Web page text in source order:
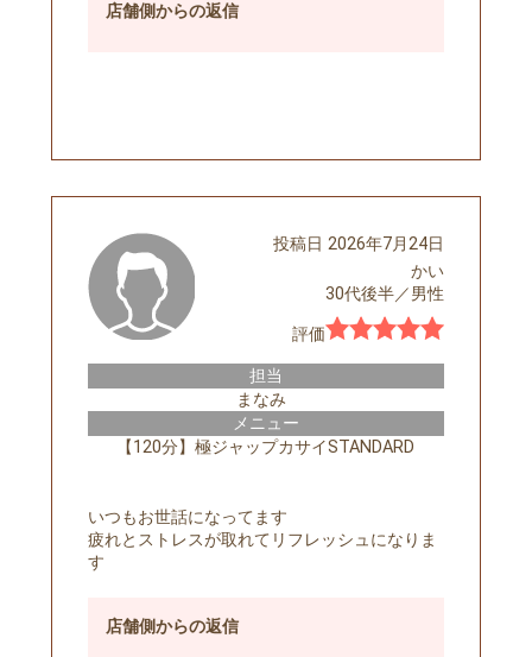
店舗側からの返信
かい
30代後半／男性
投稿日2026年7月24日
評価
担当
まなみ
メニュー
【120分】極ジャップカサイSTANDARD
いつもお世話になってます
疲れとストレスが取れてリフレッシュになりま
す
店舗側からの返信